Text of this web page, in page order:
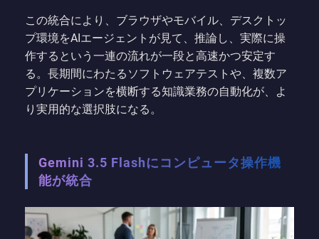
この統合により、ブラウザやモバイル、デスクトッ
プ環境をAIエージェントが見て、推論し、実際に操
作するという一連の流れが一段と高速かつ安定す
る。長期間にわたるソフトウェアテストや、複数ア
プリケーションを横断する知識業務の自動化が、よ
り実用的な選択肢になる。
Gemini 3.5 Flashにコンピュータ操作機
能が統合